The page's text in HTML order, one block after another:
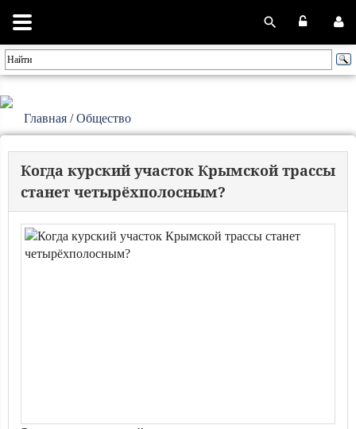
Главная /Общество
Когда курский участок Крымской трассы
станет четырёхполосным?